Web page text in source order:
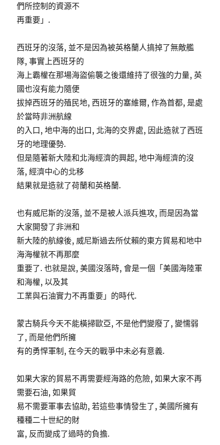
們所控制的資源不
再重要」.
西班牙的沒落, 並不是因為被英格蘭人搞掉了無敵艦
隊, 事實上西班牙的
海上霸權在那場海盜偷襲之後還維持了很強的力量, 英
國也沒有能力隨便
拔掉西班牙的殖民地, 西班牙的塞維爾, 作為首都, 是處
於當時非洲航線
的入口, 地中海的出口, 北海的交界處, 因此造就了西班
牙的地理優勢.
但是隨著新大陸和北海經濟的興起, 地中海經濟的沒
落, 經濟中心的北移
結果就是造就了荷蘭和英格蘭.
也有威尼斯的沒落, 並不是被人派兵進攻, 而是因為當
大家開發了非洲和
新大陸的航線後, 威尼斯過去所仗賴的東方貿易和地中
海海權就不再那麼
重要了. 也就是說, 美國沒落時, 會是一個「美國海陸軍
和海權, 以及其
工業與石油實力不再重要」的時代.
蒙古騎兵今天不能橫掃歐亞, 不是他們變廢了, 變懦弱
了, 而是他們所擁
有的勇悍軍制, 在今天的戰爭中未必有意義.
如果大家的貿易不再需要經海路的危險, 如果大家不再
需要石油, 如果貿
易不需要軍事去協助, 若這些事情發生了, 美國所擁有
種種二十世紀的財
富, 反而變成了過時的負擔.